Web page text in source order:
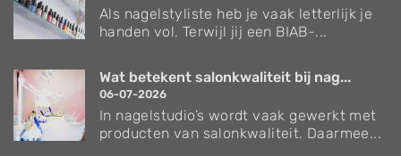
Als nagelstyliste heb je vaak letterlijk je
handen vol. Terwijl jij een BIAB-...
Wat betekent salonkwaliteit bij nag...
06-07-2026
In nagelstudio’s wordt vaak gewerkt met
producten van salonkwaliteit. Daarmee...